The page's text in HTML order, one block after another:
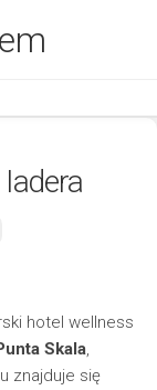
hotel wellness
Skala,
znajduje się